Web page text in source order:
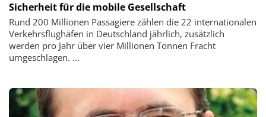
Sicherheit für die mobile Gesellschaft
Rund 200 Millionen Passagiere ­zählen die 22 internationalen
­Verkehrsflughäfen in Deutschland jährlich, zusätzlich
werden pro Jahr über vier Millionen Tonnen Fracht
umgeschlagen. ...